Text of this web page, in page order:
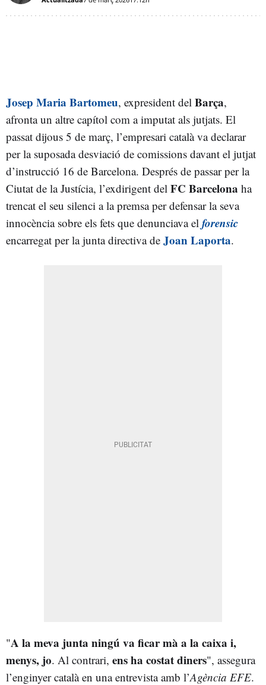
Josep Maria Bartomeu, expresident del Barça,
afronta un altre capítol com a imputat als jutjats. El
passat dijous 5 de març, l’empresari català va declarar
per la suposada desviació de comissions davant el jutjat
d’instrucció 16 de Barcelona. Després de passar per la
Ciutat de la Justícia, l’exdirigent del FC Barcelona ha
trencat el seu silenci a la premsa per defensar la seva
innocència sobre els fets que denunciava el forensic
encarregat per la junta directiva de Joan Laporta.
"A la meva junta ningú va ficar mà a la caixa i,
menys, jo. Al contrari, ens ha costat diners", assegura
l’enginyer català en una entrevista amb l’Agència EFE.